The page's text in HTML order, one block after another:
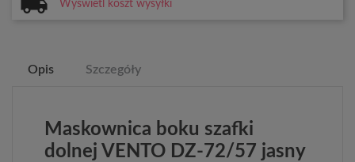
Wyświetl koszt wysyłki
Opis Szczegóły
Maskownica boku szafki
dolnej VENTO DZ-72/57 jasny